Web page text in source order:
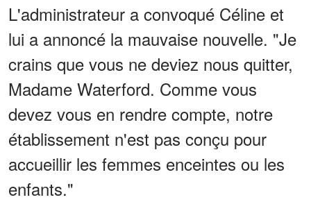
L'administrateur a convoqué Céline et
lui a annoncé la mauvaise nouvelle. "Je
crains que vous ne deviez nous quitter,
Madame Waterford. Comme vous
devez vous en rendre compte, notre
établissement n'est pas conçu pour
accueillir les femmes enceintes ou les
enfants."